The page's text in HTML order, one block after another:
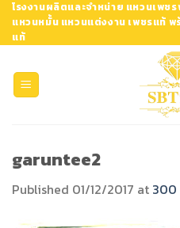
Skip
content
โรงงานผลิตและจำหน่าย แหวนเพช
แหวนหมั้น แหวนแต่งงาน เพชรแท้
แท้
garuntee2
Published 01/12/2017 at 300